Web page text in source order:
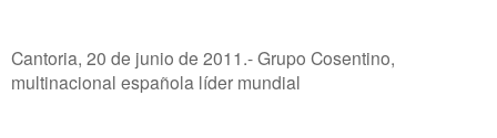
Cantoria, 20 de junio de 2011.- Grupo Cosentino,
multinacional española líder mundial